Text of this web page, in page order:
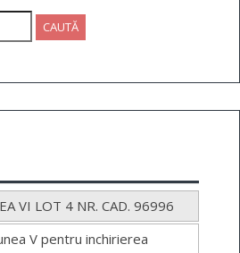
VI LOT 4 NR. CAD. 96996
V pentru inchirierea